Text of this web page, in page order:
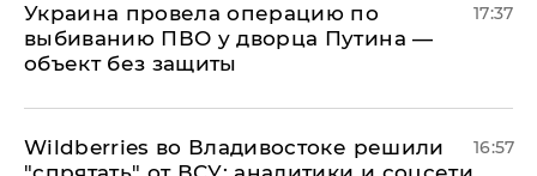
Украина провела операцию по
выбиванию ПВО у дворца Путина —
объект без защиты
17:37
Wildberries во Владивостоке решили
16:57